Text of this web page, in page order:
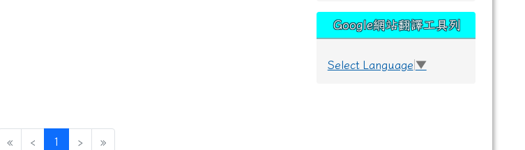
« ‹ 1 (current)
› »
Google網站翻譯工具列
Select Language ▼